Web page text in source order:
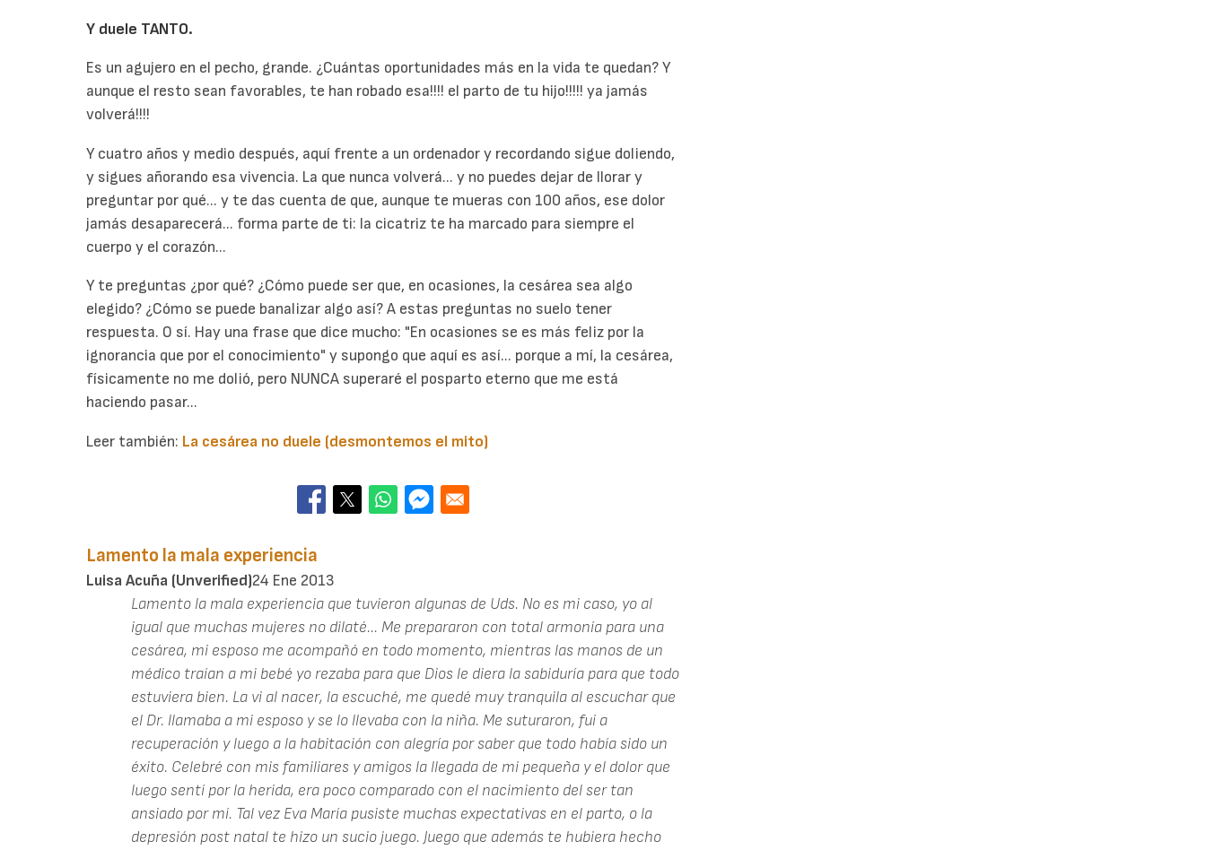
Y duele TANTO.
Es un agujero en el pecho, grande. ¿Cuántas oportunidades más en la vida te quedan? Y
aunque el resto sean favorables, te han robado esa!!!! el parto de tu hijo!!!!! ya jamás
volverá!!!!
Y cuatro años y medio después, aquí frente a un ordenador y recordando sigue doliendo,
y sigues añorando esa vivencia. La que nunca volverá... y no puedes dejar de llorar y
preguntar por qué... y te das cuenta de que, aunque te mueras con 100 años, ese dolor
jamás desaparecerá... forma parte de ti: la cicatriz te ha marcado para siempre el
cuerpo y el corazón...
Y te preguntas ¿por qué? ¿Cómo puede ser que, en ocasiones, la cesárea sea algo
elegido? ¿Cómo se puede banalizar algo así? A estas preguntas no suelo tener
respuesta. O sí. Hay una frase que dice mucho: "En ocasiones se es más feliz por la
ignorancia que por el conocimiento" y supongo que aquí es así... porque a mí, la cesárea,
físicamente no me dolió, pero NUNCA superaré el posparto eterno que me está
haciendo pasar...
Leer también: La cesárea no duele (desmontemos el mito)
Lamento la mala experiencia
Luisa Acuña (unverified)24 Ene 2013
Lamento la mala experiencia que tuvieron algunas de Uds. No es mi caso, yo al
igual que muchas mujeres no dilaté... Me prepararon con total armonía para una
cesárea, mi esposo me acompañó en todo momento, mientras las manos de un
médico traían a mi bebé yo rezaba para que Dios le diera la sabiduría para que todo
estuviera bien. La vi al nacer, la escuché, me quedé muy tranquila al escuchar que
el Dr. llamaba a mi esposo y se lo llevaba con la niña. Me suturaron, fui a
recuperación y luego a la habitación con alegría por saber que todo había sido un
éxito. Celebré con mis familiares y amigos la llegada de mi pequeña y el dolor que
luego sentí por la herida, era poco comparado con el nacimiento del ser tan
ansiado por mí. Tal vez Eva María pusiste muchas expectativas en el parto, o la
depresión post natal te hizo un sucio juego. Juego que además te hubiera hecho